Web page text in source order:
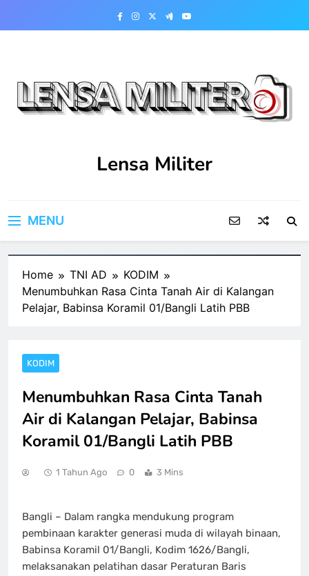
Lensa Militer
MENU
Home TNI AD
KODIM
Menumbuhkan Rasa Cinta Tanah Air di Kalangan
Pelajar, Babinsa Koramil 01/Bangli Latih PBB
KODIM
Menumbuhkan Rasa Cinta Tanah
Air di Kalangan Pelajar, Babinsa
Koramil 01/Bangli Latih PBB
1 Tahun Ago 0 3 Mins
Bangli – Dalam rangka mendukung program
pembinaan karakter generasi muda di wilayah binaan,
Babinsa Koramil 01/Bangli, Kodim 1626/Bangli,
melaksanakan pelatihan dasar Peraturan Baris